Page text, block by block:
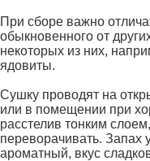
При сборе важно
обыкновенного от
некоторых из них,
ядовиты.
Сушку проводят на
или в помещении при
расстелив тонким
переворачивать. Запах
ароматный, вкус